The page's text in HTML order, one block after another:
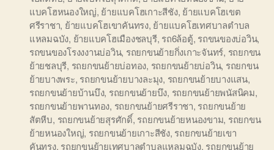
แบคโฮหนองใหญ่, ย้ายแบคโฮเกาะสีชัง, ย้ายแบคโฮเขต
ศรีราชา, ย้ายแบคโฮเขาคันทรง, ย้ายแบคโฮเทศบาลตำบล
แหลมฉบัง, ย้ายแบคโฮเมืองชลบุรี, รถ6ล้อตู้, รถขนของบ่อวิน,
รถขนของโรงงงานบ่อวิน, รถยกขนย้ายกิ่งเกาะจันทร์, รถยกขน
ย้ายชลบุรี, รถยกขนย้ายบ่อทอง, รถยกขนย้ายบ่อวิน, รถยกขน
ย้ายบางพระ, รถยกขนย้ายบางละมุง, รถยกขนย้ายบางแสน,
รถยกขนย้ายบ้านบึง, รถยกขนย้ายบึง, รถยกขนย้ายพนัสนิคม,
รถยกขนย้ายพานทอง, รถยกขนย้ายศรีราชา, รถยกขนย้าย
สัตหีบ, รถยกขนย้ายสุรศักดิ์, รถยกขนย้ายหนองขาม, รถยกขน
ย้ายหนองใหญ่, รถยกขนย้ายเกาะสีชัง, รถยกขนย้ายเขา
คันทรง, รถยกขนย้ายเทศบาลตำบลแหลมฉบัง, รถยกขนย้าย